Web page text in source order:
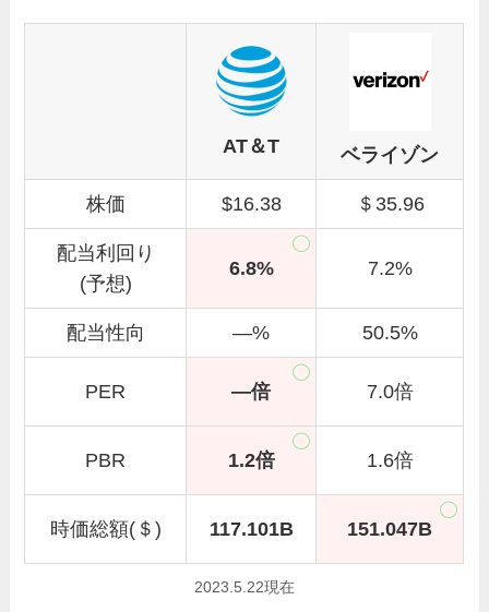
AT＆T ベライゾン
株価 $16.38 ＄35.96
配当利回り
(予想)
6.8% 7.2%
配当性向 —% 50.5%
PER —倍 7.0倍
PBR 1.2倍 1.6倍
時価総額(＄) 117.101B 151.047B
2023.5.22現在